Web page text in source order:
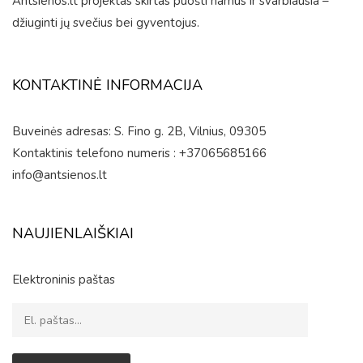
džiuginti jų svečius bei gyventojus.
KONTAKTINĖ INFORMACIJA
Buveinės adresas: S. Fino g. 2B, Vilnius, 09305
Kontaktinis telefono numeris : +37065685166
info@antsienos.lt
NAUJIENLAIŠKIAI
Elektroninis paštas